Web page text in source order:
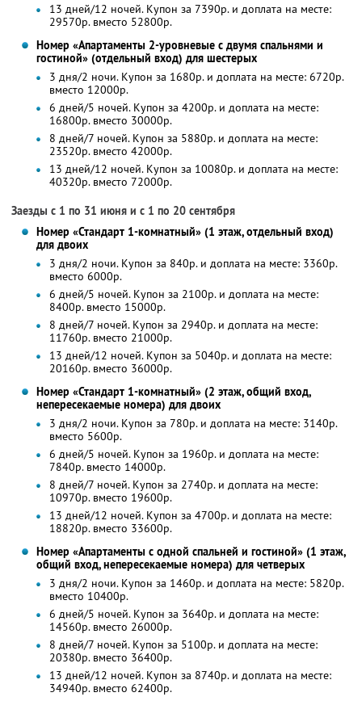
13 дней/12 ночей. Купон за 7390р. и доплата на месте:
29570р. вместо 52800р.
Номер «Апартаменты 2-уровневые с двумя спальнями и
гостиной» (отдельный вход) для шестерых
3 дня/2 ночи. Купон за 1680р. и доплата на месте: 6720р.
вместо 12000р.
6 дней/5 ночей. Купон за 4200р. и доплата на месте:
16800р. вместо 30000р.
8 дней/7 ночей. Купон за 5880р. и доплата на месте:
23520р. вместо 42000р.
13 дней/12 ночей. Купон за 10080р. и доплата на месте:
40320р. вместо 72000р.
Заезды с 1 по 31 июня и с 1 по 20 сентября
Номер «Стандарт 1-комнатный» (1 этаж, отдельный вход)
для двоих
3 дня/2 ночи. Купон за 840р. и доплата на месте: 3360р.
вместо 6000р.
6 дней/5 ночей. Купон за 2100р. и доплата на месте:
8400р. вместо 15000р.
8 дней/7 ночей. Купон за 2940р. и доплата на месте:
11760р. вместо 21000р.
13 дней/12 ночей. Купон за 5040р. и доплата на месте:
20160р. вместо 36000р.
Номер «Стандарт 1-комнатный» (2 этаж, общий вход,
непересекаемые номера) для двоих
3 дня/2 ночи. Купон за 780р. и доплата на месте: 3140р.
вместо 5600р.
6 дней/5 ночей. Купон за 1960р. и доплата на месте:
7840р. вместо 14000р.
8 дней/7 ночей. Купон за 2740р. и доплата на месте:
10970р. вместо 19600р.
13 дней/12 ночей. Купон за 4700р. и доплата на месте:
18820р. вместо 33600р.
Номер «Апартаменты с одной спальней и гостиной» (1 этаж,
общий вход, непересекаемые номера) для четверых
3 дня/2 ночи. Купон за 1460р. и доплата на месте: 5820р.
вместо 10400р.
6 дней/5 ночей. Купон за 3640р. и доплата на месте:
14560р. вместо 26000р.
8 дней/7 ночей. Купон за 5100р. и доплата на месте:
20380р. вместо 36400р.
13 дней/12 ночей. Купон за 8740р. и доплата на месте:
34940р. вместо 62400р.